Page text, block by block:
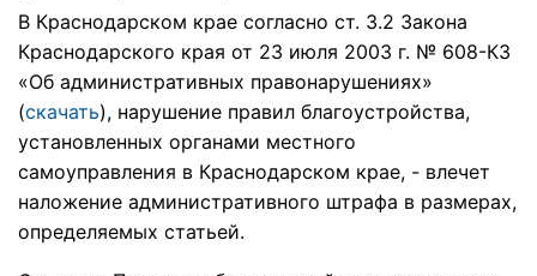
В Краснодарском крае согласно ст. 3.2 Закона
Краснодарского края от 23 июля 2003 г. № 608-КЗ
«Об административных правонарушениях»
(скачать), нарушение правил благоустройства,
установленных органами местного
самоуправления в Краснодарском крае, - влечет
наложение административного штрафа в размерах,
определяемых статьей.